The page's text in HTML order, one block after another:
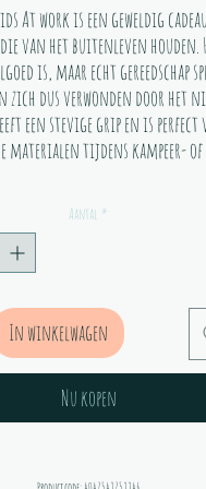
At work is een geweldig
van het buitenleven
is, maar echt gereedschap
zich dus verwonden door het
een stevige grip en is
materialen tijdens kampeer-
Aantal *
In winkelwagen
Nu kopen